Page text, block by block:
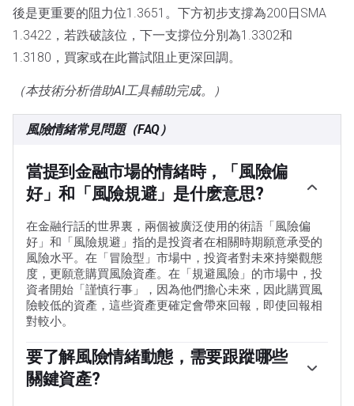
後是更重要的阻力位1.3651。下方初步支撐為200日SMA
1.3422，若跌破該位，下一支撐位分別為1.3302和
1.3180，買家或在此嘗試阻止更深回調。
（本技術分析借助AI工具輔助完成。）
風險情緒常見問題（FAQ）
當提到金融市場的情緒時，「風險偏
好」和「風險規避」是什麽意思?
在金融行話的世界裏，兩個被廣泛使用的術語「風險偏
好」和「風險規避」指的是投資者在相關時期願意承受的
風險水平。在「冒險型」市場中，投資者對未來持樂觀態
度，更願意購買風險資產。在「規避風險」的市場中，投
資者開始「謹慎行事」，因為他們擔心未來，因此購買風
險較低的資產，這些資產更確定會帶來回報，即使回報相
對較小。
要了解風險情緒動態，需要跟蹤哪些
關鍵資產?